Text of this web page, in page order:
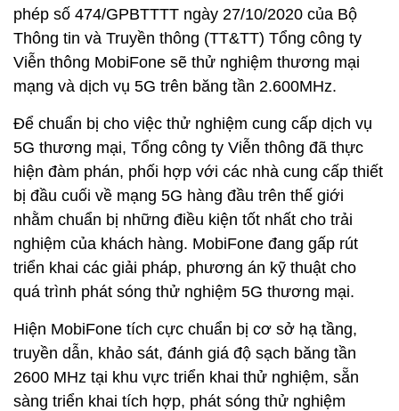
phép số 474/GPBTTTT ngày 27/10/2020 của Bộ
Thông tin và Truyền thông (TT&TT) Tổng công ty
Viễn thông MobiFone sẽ thử nghiệm thương mại
mạng và dịch vụ 5G trên băng tần 2.600MHz.
Để chuẩn bị cho việc thử nghiệm cung cấp dịch vụ
5G thương mại, Tổng công ty Viễn thông đã thực
hiện đàm phán, phối hợp với các nhà cung cấp thiết
bị đầu cuối về mạng 5G hàng đầu trên thế giới
nhằm chuẩn bị những điều kiện tốt nhất cho trải
nghiệm của khách hàng. MobiFone đang gấp rút
triển khai các giải pháp, phương án kỹ thuật cho
quá trình phát sóng thử nghiệm 5G thương mại.
Hiện MobiFone tích cực chuẩn bị cơ sở hạ tầng,
truyền dẫn, khảo sát, đánh giá độ sạch băng tần
2600 MHz tại khu vực triển khai thử nghiệm, sẵn
sàng triển khai tích hợp, phát sóng thử nghiệm